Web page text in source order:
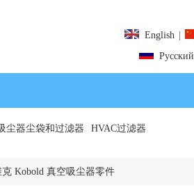
English
Pусский
尘器尘袋和过滤器 HVAC过滤器
Kobold 真空吸尘器零件